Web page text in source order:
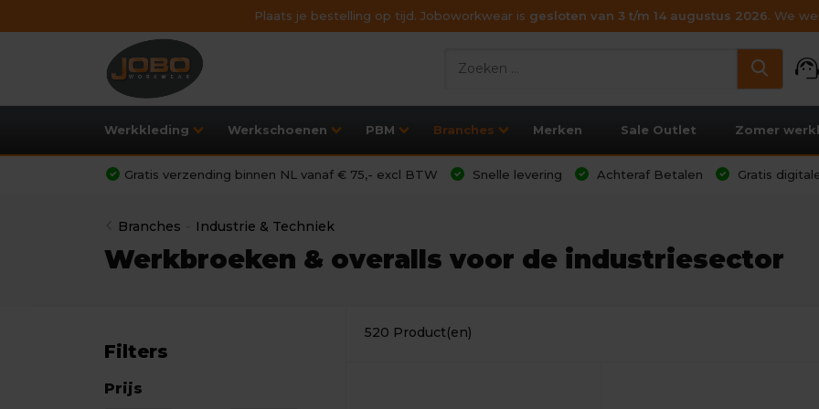
Plaats je bestelling op tijd. Joboworkwear is gesloten van 3 t/m 14 augustus 2026. We
support_agent
Werkkleding Werkschoenen PBM Branches Merken Sale Outlet Zomer
Gratis verzending binnen NL vanaf € 75,- excl BTW Snelle levering Achteraf Betalen Gratis
Branches Industrie & Techniek
Werkbroeken & overalls voor de industriesector
Filters
Prijs
520 Product(en)